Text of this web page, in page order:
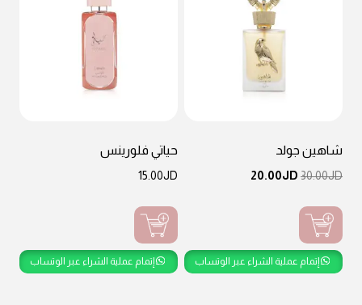
شاهين جولد
JD
30.00 السعر
JD
20.00
إتمام عملية الشراء عبر الوتساب
حياتي فلورينس
JD
15.00
إتمام عملية الشراء عبر الوتساب